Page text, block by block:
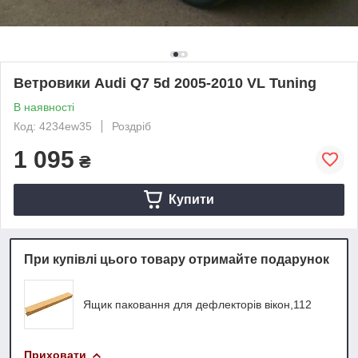
Ветровики Audi Q7 5d 2005-2010 VL Tuning
В наявності
Код: 4234ew35
Роздріб
1 095 ₴
Купити
При купівлі цього товару отримайте подарунок
Ящик паковання для дефлекторів вікон,112
Приховати